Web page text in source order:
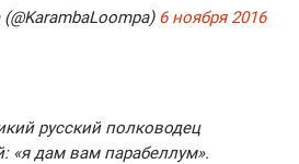
6 ноября 2016
русский полководец
«я дам вам парабеллум».